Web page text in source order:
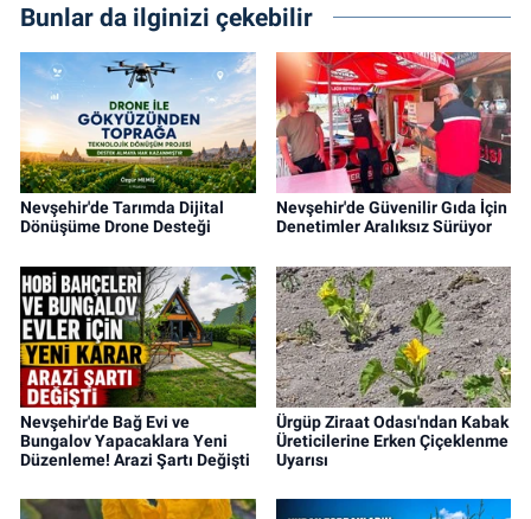
Bunlar da ilginizi çekebilir
Nevşehir'de Tarımda Dijital
Dönüşüme Drone Desteği
Nevşehir'de Güvenilir Gıda İçin
Denetimler Aralıksız Sürüyor
Nevşehir'de Bağ Evi ve
Bungalov Yapacaklara Yeni
Düzenleme! Arazi Şartı Değişti
Ürgüp Ziraat Odası'ndan Kabak
Üreticilerine Erken Çiçeklenme
Uyarısı